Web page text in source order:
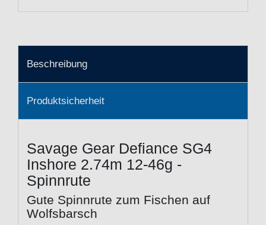
Beschreibung
Produktsicherheit
Savage Gear Defiance SG4
Inshore 2.74m 12-46g -
Spinnrute
Gute Spinnrute zum Fischen auf
Wolfsbarsch